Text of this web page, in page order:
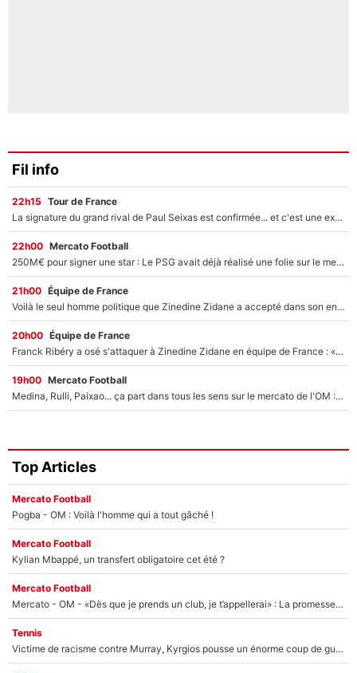
Fil info
22h15 Tour de France
La signature du grand rival de Paul Seixas est confirmée... et c'est une excellente nouvelle pour l'équipe Decathlon-CMA CGM !
22h00 Mercato Football
250M€ pour signer une star : Le PSG avait déjà réalisé une folie sur le mercato bien avant Neymar !
21h00 Équipe de France
Voilà le seul homme politique que Zinedine Zidane a accepté dans son entourage : «Je garde un très bon souvenir de lui»
20h00 Équipe de France
Franck Ribéry a osé s'attaquer à Zinedine Zidane en équipe de France : «Je n'aurais jamais fait ça»
19h00 Mercato Football
Medina, Rulli, Paixao... ça part dans tous les sens sur le mercato de l'OM : Frank McCourt va enfin récupérer l'argent qu'il attend ?
Top Articles
Mercato Football
Pogba - OM : Voilà l'homme qui a tout gâché !
Mercato Football
Kylian Mbappé, un transfert obligatoire cet été ?
Mercato Football
Mercato - OM - «Dès que je prends un club, je t’appellerai» : La promesse de Marcelino au moment de claquer la porte
Tennis
Victime de racisme contre Murray, Kyrgios pousse un énorme coup de gueule !